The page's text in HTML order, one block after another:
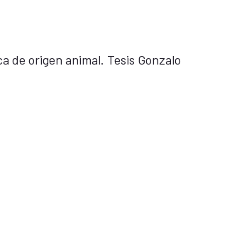
de origen animal. Tesis Gonzalo